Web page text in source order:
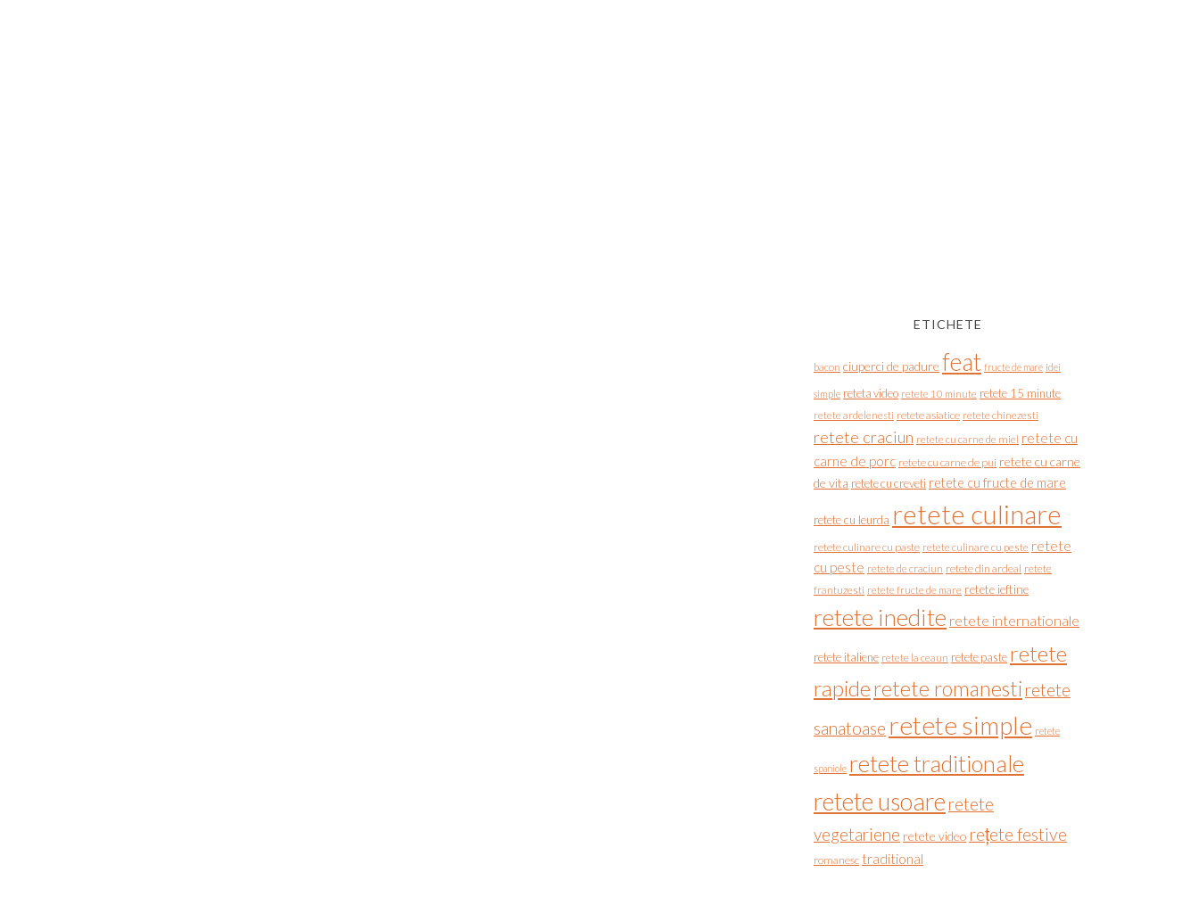
ETICHETE
bacon ciuperci de padure feat fructe de mare idei
simple reteta video retete 10 minute retete 15 minute
retete ardelenesti retete asiatice retete chinezesti
retete craciun retete cu carne de miel retete cu
carne de porc retete cu carne de pui retete cu carne
de vita retete cu creveti retete cu fructe de mare
retete cu leurda retete culinare
retete culinare cu paste retete culinare cu peste retete
cu peste retete de craciun retete din ardeal retete
frantuzesti retete fructe de mare retete ieftine
retete inedite retete internationale
retete italiene retete la ceaun retete paste retete
rapideretete romanesti retete
sanatoase retete simple retete
spaniole retete traditionale
retete usoare retete
vegetariene retete video rețete festive
romanesc traditional